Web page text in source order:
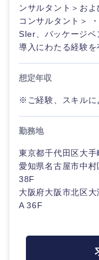
マーケテ
ィング
業
サービス
クリエイ
ティブ
コンサル
専門職
技術職
営業
サービス
コンサルタント
専門職
技術職（IT）、
技術職（モノづ
食品・化粧
メディカル
金融
建設・不動
倉庫・運輸
小売・通販
こだわり
急募
転勤なし
フルリモー
完全週休2
ンサルタント＞お
コンサルタント＞
SIer、パッケージベ
導入にわたる経験を
想定年収
※ご経験、スキルに
勤務地
東京都千代田区大
愛知県名古屋市中
38F
大阪府大阪市北区
A 36F